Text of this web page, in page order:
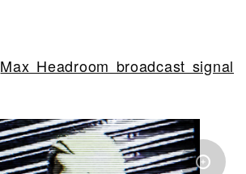
Max Headroom broadcast signal